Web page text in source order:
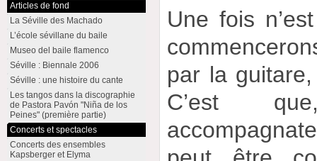
Une fois
par la
C’est
Articles de fond
La Séville des Machado
L’école sévillane du baile
Museo del baile flamenco
Séville : Biennale 2006
Séville : une histoire du cante
Les tangos dans la discographie
de Pastora Pavón "Niña de los
Peines" (première partie)
Concerts et spectacles
Concerts des ensembles
Kapsberger et Elyma